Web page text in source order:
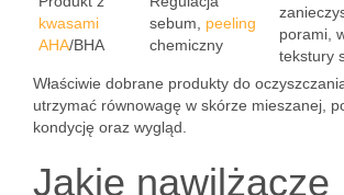
kwasami
AHA/BHA
sebum, peeling
chemiczny
porami,
tekstury
Właściwie dobrane produkty do
utrzymać równowagę w skórze mieszanej,
kondycję oraz wygląd.
Jakie nawilżacze